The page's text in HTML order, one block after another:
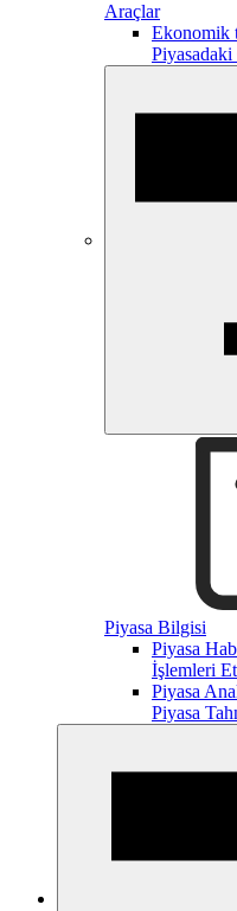
Araçlar
Ekonomik
Piyasa Bilgisi
Piyasa
İşlemleri
Piyasa
Piyasa